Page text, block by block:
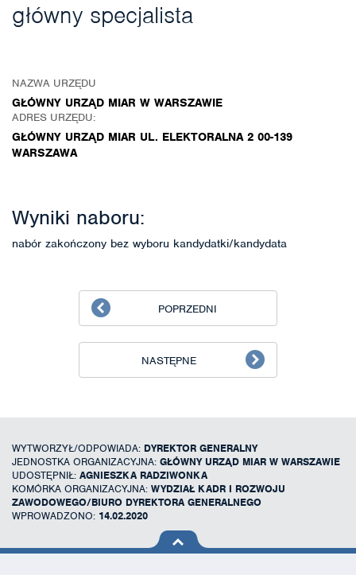
główny specjalista
NAZWA URZĘDU
GŁÓWNY URZĄD MIAR W WARSZAWIE
ADRES URZĘDU:
GŁÓWNY URZĄD MIAR UL. ELEKTORALNA 2 00-139
WARSZAWA
Wyniki naboru:
nabór zakończony bez wyboru kandydatki/kandydata
POPRZEDNI
NASTĘPNE
WYTWORZYŁ/ODPOWIADA: DYREKTOR GENERALNY
JEDNOSTKA ORGANIZACYJNA: GŁÓWNY URZĄD MIAR W WARSZAWIE
UDOSTĘPNIŁ: AGNIESZKA RADZIWONKA
KOMÓRKA ORGANIZACYJNA: WYDZIAŁ KADR I ROZWOJU
ZAWODOWEGO/BIURO DYREKTORA GENERALNEGO
WPROWADZONO: 14.02.2020
na górę